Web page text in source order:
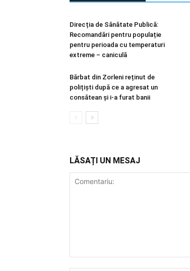
Direcția de Sănătate Publică:
Recomandări pentru populație
pentru perioada cu temperaturi
extreme – caniculă
Bărbat din Zorleni reținut de
polițiști după ce a agresat un
consătean și i-a furat banii
LĂSAȚI UN MESAJ